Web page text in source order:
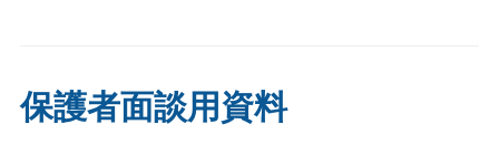
保護者面談用資料